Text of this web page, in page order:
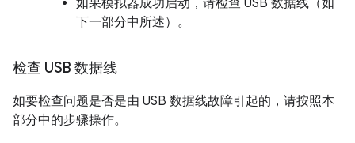
如果模拟器成功启动，请检查 USB 数据线（如
下一部分中所述）。
检查 USB 数据线
如要检查问题是否是由 USB 数据线故障引起的，请按照本
部分中的步骤操作。